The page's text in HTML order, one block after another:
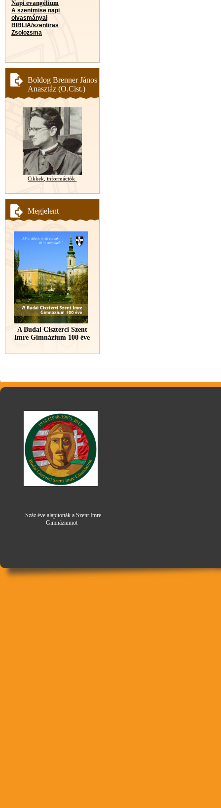
Napi evangélium
A szentmise napi
olvasmányai
BIBLIA/szentiras
Zsolozsma
Boldog Brenner János
Anasztáz (O.Cist.)
Cikkek, információk
Megjelent
A Budai Ciszterci Szent
Imre Gimnázium 100 éve
Száz éve alapították a Szent Imre
Gimnáziumot